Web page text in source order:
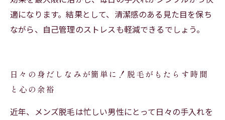
適になります。結果として、清潔感のある見た目を保ち
ながら、自己管理のストレスも軽減できるでしょう。
日々の身だしなみが簡単に！脱毛がもたらす時間
と心の余裕
近年、メンズ脱毛は忙しい男性にとって日々の手入れを